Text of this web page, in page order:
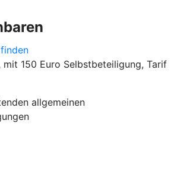
150 Euro Selbstbeteiligung, Tarif
allgemeinen